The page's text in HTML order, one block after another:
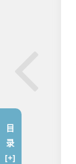
目
录
[+]